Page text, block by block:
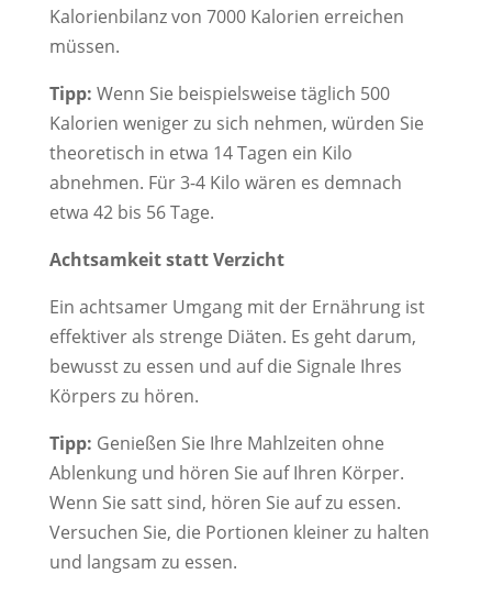
Kalorienbilanz von 7000 Kalorien erreichen
müssen.
Tipp: Wenn Sie beispielsweise täglich 500
Kalorien weniger zu sich nehmen, würden Sie
theoretisch in etwa 14 Tagen ein Kilo
abnehmen. Für 3-4 Kilo wären es demnach
etwa 42 bis 56 Tage.
Achtsamkeit statt Verzicht
Ein achtsamer Umgang mit der Ernährung ist
effektiver als strenge Diäten. Es geht darum,
bewusst zu essen und auf die Signale Ihres
Körpers zu hören.
Tipp: Genießen Sie Ihre Mahlzeiten ohne
Ablenkung und hören Sie auf Ihren Körper.
Wenn Sie satt sind, hören Sie auf zu essen.
Versuchen Sie, die Portionen kleiner zu halten
und langsam zu essen.